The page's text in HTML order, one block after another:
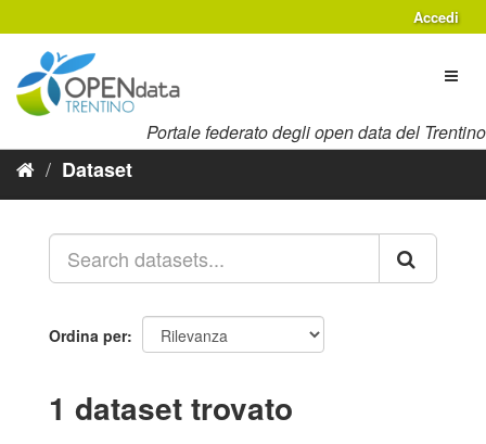
al
contenuto
Accedi
Portale federato degli open data del Trentino
Dataset
Ordina per
1 dataset trovato